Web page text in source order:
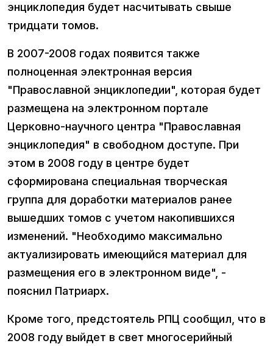
энциклопедия будет насчитывать свыше
тридцати томов.
В 2007-2008 годах появится также
полноценная электронная версия
"Православной энциклопедии", которая будет
размещена на электронном портале
Церковно-научного центра "Православная
энциклопедия" в свободном доступе. При
этом в 2008 году в центре будет
сформирована специальная творческая
группа для доработки материалов ранее
вышедших томов с учетом накопившихся
изменений. "Необходимо максимально
актуализировать имеющийся материал для
размещения его в электронном виде", -
пояснил Патриарх.
Кроме того, предстоятель РПЦ сообщил, что в
2008 году выйдет в свет многосерийный